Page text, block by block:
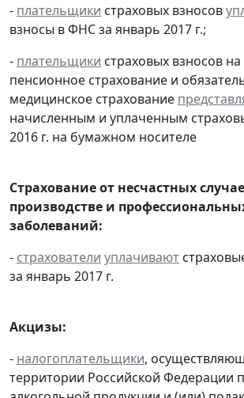
- плательщики страховых взносов
взносы в ФНС за январь 2017 г.;
- плательщики страховых взносов
пенсионное страхование и
медицинское страхование
начисленным и уплаченным
2016 г. на бумажном носителе
Страхование от несчастных
производстве и
заболеваний:
- страхователи уплачивают
за январь 2017 г.
Акцизы:
- налогоплательщики,
территории Российской Федерации